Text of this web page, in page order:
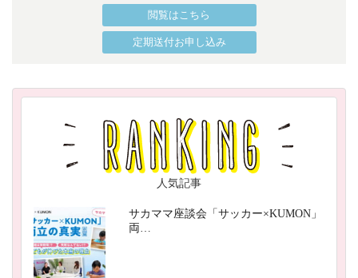
閲覧はこちら
定期送付お申し込み
人気記事
サカママ座談会「サッカー×KUMON」
両…